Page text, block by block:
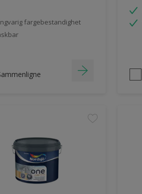
fargebestandighet